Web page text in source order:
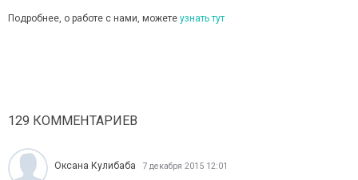
Подробнее, о работе с нами, можете узнать тут
129 КОММЕНТАРИЕВ
Оксана Кулибаба 7 декабря 2015 12:01